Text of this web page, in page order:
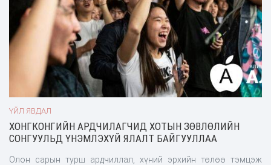
ҮЙЛ ЯВДАЛ
ХОНГКОНГИЙН АРДЧИЛАГЧИД ХОТЫН ЗӨВЛӨЛИЙН
СОНГУУЛЬД ҮНЭМЛЭХҮЙ ЯЛАЛТ БАЙГУУЛЛАА
Олон сарын турш ардчиллал, хүний эрхийн төлөө тэмцэж